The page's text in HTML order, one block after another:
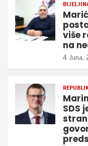
više
na
4 Juna,
SDS